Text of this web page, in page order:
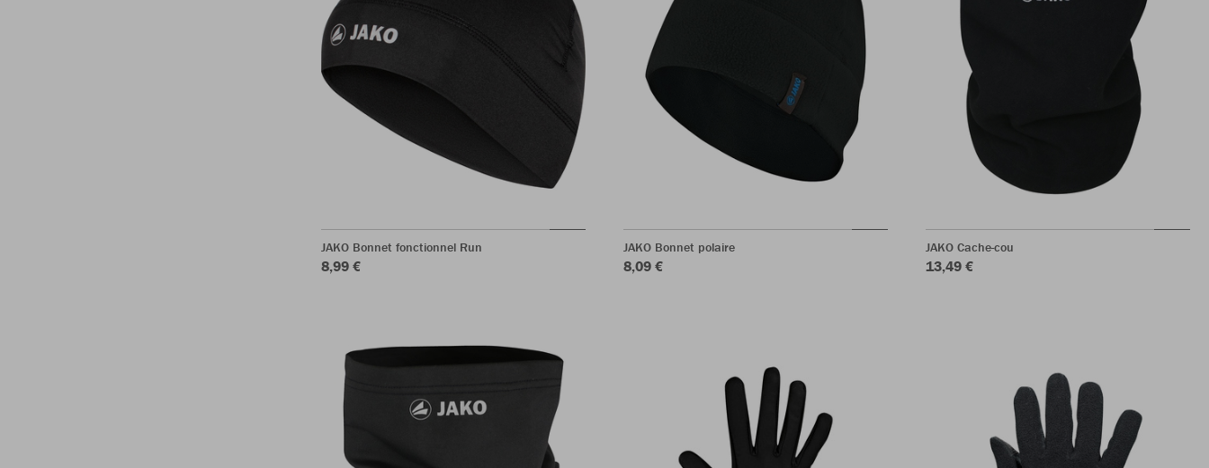
JAKO Bonnet fonctionnel Run
8,99 €
JAKO Bonnet polaire
8,09 €
JAKO Cache-cou
13,49 €